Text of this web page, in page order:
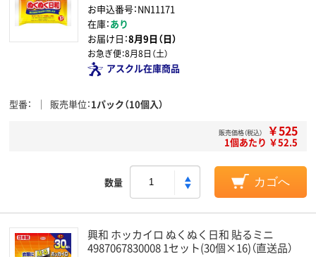
お申込番号：NN11171
在庫：あり
お届け日：8月9日（日）
お急ぎ便：8月8日（土）
アスクル在庫商品
型番 販売単位 1パック（10個入）
販売価格（税込） ￥525
1個あたり ￥52.5
数量 カゴへ
興和 ホッカイロ ぬくぬく日和 貼るミニ
4987067830008 1セット(30個×16)（直送品）